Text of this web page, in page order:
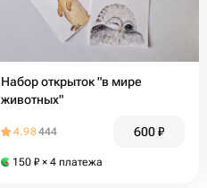
Набор открыток "в мире
животных"
4.98444 600₽
150 ₽ × 4 платежа